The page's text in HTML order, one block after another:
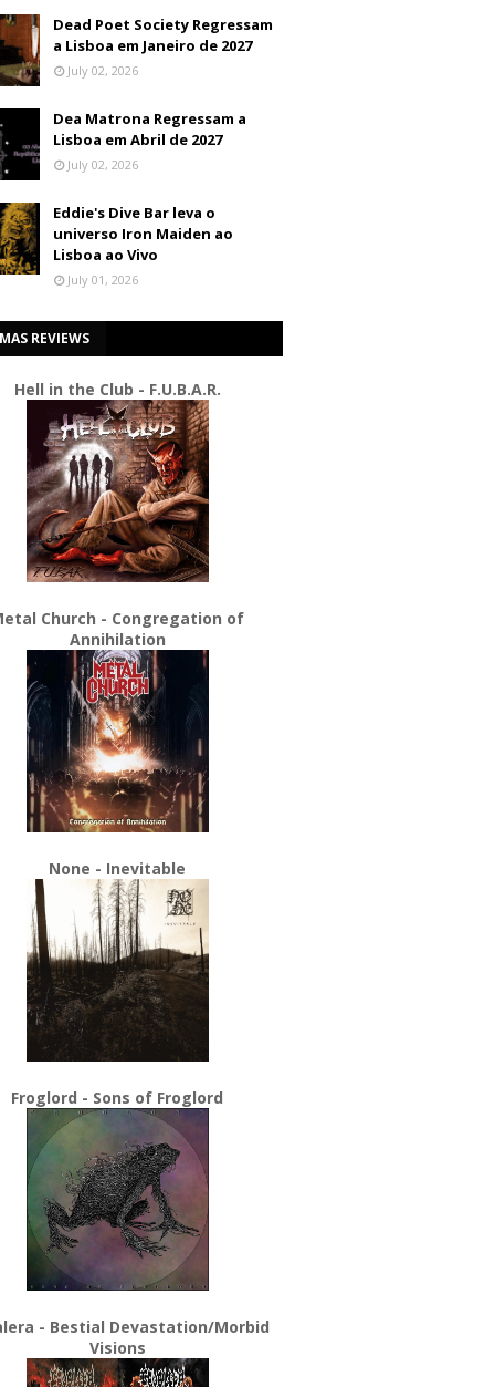
Dead Poet Society Regressam
a Lisboa em Janeiro de 2027
July 02, 2026
Dea Matrona Regressam a
Lisboa em Abril de 2027
July 02, 2026
Eddie's Dive Bar leva o
universo Iron Maiden ao
Lisboa ao Vivo
July 01, 2026
REVIEWS
Hell in the Club - F.U.B.A.R.
Church - Congregation of
Annihilation
None - Inevitable
Froglord - Sons of Froglord
- Bestial Devastation/Morbid
Visions